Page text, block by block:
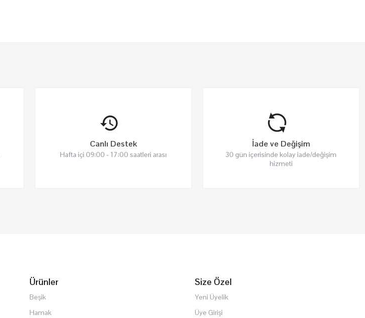
Canlı Destek
Hafta içi 09:00 - 17:00 saatleri arası
İade ve Değişim
30 gün içerisinde kolay iade/değişim
hizmeti
Ürünler
Beşik
Hamak
Size Özel
Yeni Üyelik
Üye Girişi